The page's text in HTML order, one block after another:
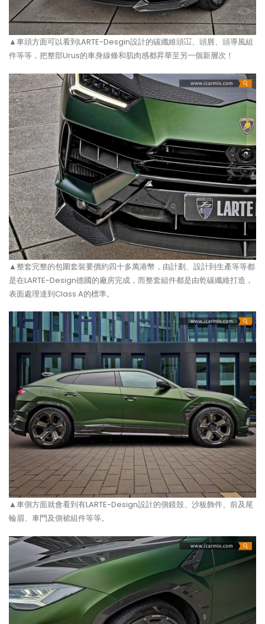
▲車頭方面可以看到LARTE-Desgin設計的碳纖維頭冚、頭唇、頭導風組
件等等，把整部Urus的車身線條和肌肉感都昇華至另一個新層次！
▲整套完整的包圍套裝要價約四十多萬港幣，由計劃、設計到生產等等都
是在LARTE-Design德國的廠房完成，而整套組件都是由乾碳纖維打造，
表面處理達到Class A的標準。
▲車側方面就會看到有LARTE-Design設計的側鏡殼、沙板飾件、前及尾
輪眉、車門及側裙組件等等。